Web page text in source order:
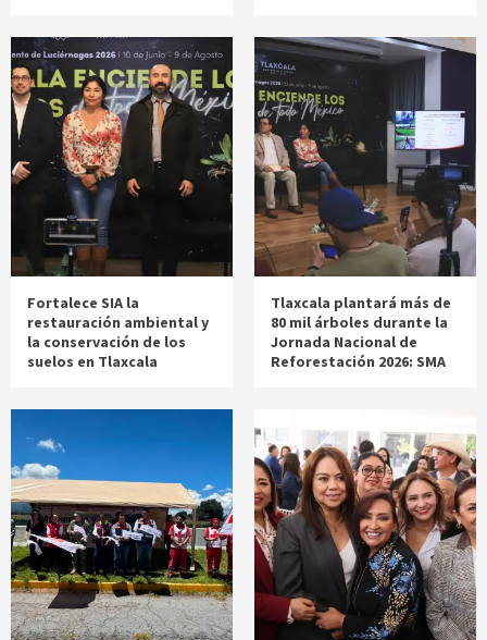
Fortalece SIA la
restauración ambiental y
la conservación de los
suelos en Tlaxcala
Tlaxcala plantará más de
80 mil árboles durante la
Jornada Nacional de
Reforestación 2026: SMA